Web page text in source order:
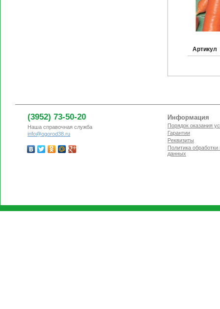
Артикул
(3952) 73-50-20
Наша справочная служба
info@ogorod38.ru
Информация
Порядок оказания
Гарантии
Реквизиты
Политика
данных